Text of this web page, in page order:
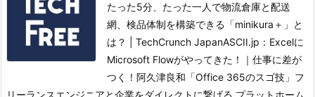
たった5分、たった一人で物流倉庫と配送
網、検品体制を構築できる「minikura＋」と
は？ | TechCrunch JapanASCII.jp：Excelに
Microsoft Flowがやってきた！｜仕事に差が
つく！阿久津良和「Office 365のスゴ技」 フ
リーランスエンジニアと企業をダイレクトに繋げる プラットホーム